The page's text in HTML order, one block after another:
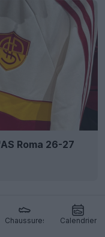
Chaussures Calendrier
Roma 26-27